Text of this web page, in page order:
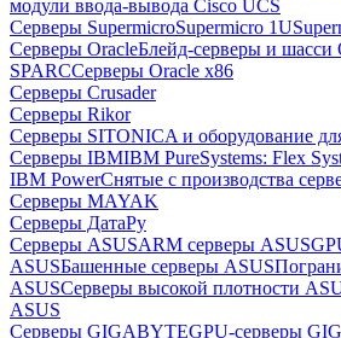
модули ввода-вывода Cisco UCS
Серверы SupermicroSupermicro 1U
Серверы OracleБлейд-серверы и шасси
SPARCСерверы Oracle x86
Серверы Crusader
Серверы Rikor
Серверы SITONICA и оборудование
Серверы IBMIBM PureSystems: Flex
IBM PowerСнятые с производства
Серверы MAYAK
Серверы ДатаРу
Серверы ASUSARM серверы ASUS
ASUSБашенные серверы ASUS
ASUSСерверы высокой плотности
ASUS
Серверы GIGABYTEGPU-серверы